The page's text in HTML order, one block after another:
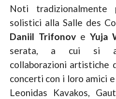
Noti
solistici alla Salle des
Daniil Trifonove Yuja
serata, a cui si
collaborazioni artistiche
concerti con i loro amici
Leonidas Kavakos,